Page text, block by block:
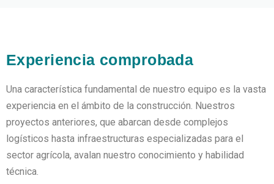
Experiencia comprobada
Una característica fundamental de nuestro equipo es la vasta
experiencia en el ámbito de la construcción. Nuestros
proyectos anteriores, que abarcan desde complejos
logísticos hasta infraestructuras especializadas para el
sector agrícola, avalan nuestro conocimiento y habilidad
técnica.